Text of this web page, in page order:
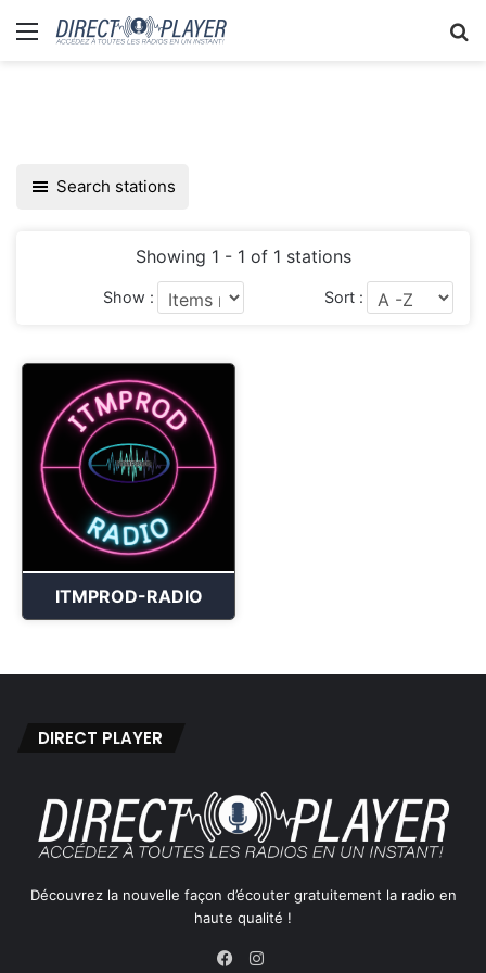
Menu
Search stations
Showing 1 - 1 of 1 stations
Show : Sort :
ITMPROD-RADIO
DIRECT PLAYER
Découvrez la nouvelle façon d’écouter gratuitement la radio en
haute qualité !
Instagram